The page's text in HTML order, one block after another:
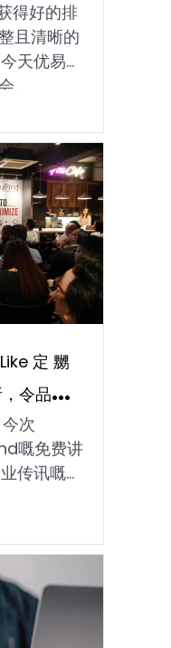
得好的排
且清晰的
天优易化
定 嬲
令品牌转
次
嘅免费讲
传讯嘅业